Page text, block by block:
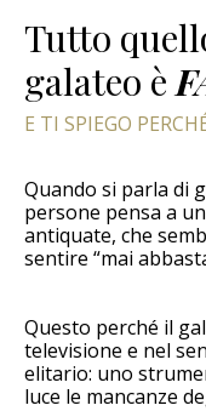
Tutto
galateo è
E TI SPIEGO
Quando si parla di
persone pensa a
antiquate, che
sentire “mai
Questo perché il
televisione e nel
elitario: uno
luce le mancanze